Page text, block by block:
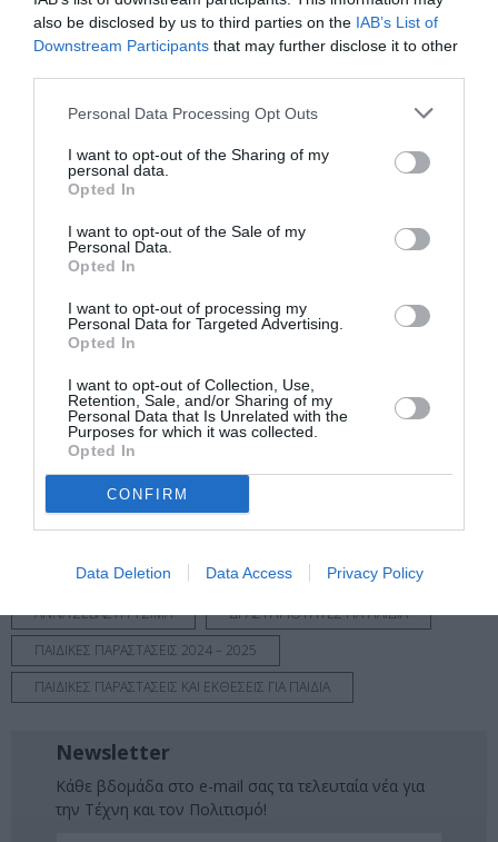
also be disclosed by us to third parties on the IAB’s List of
Downstream Participants that may further disclose it to other
Personal Data Processing Opt Outs
I want to opt-out of the Sharing of my
personal data.
Opted In
I want to opt-out of the Sale of my
Personal Data.
Opted In
I want to opt-out of processing my
Personal Data for Targeted Advertising.
Opted In
I want to opt-out of Collection, Use,
Retention, Sale, and/or Sharing of my
Personal Data that Is Unrelated with the
Purposes for which it was collected.
Opted In
CONFIRM
Data Deletion Data Access Privacy Policy
Κυριακή, 11.30
Eισιτήρια:
8€ παιδικό εισιτήριο | 10€ εισιτήριο ενηλίκων | 8€ για
Πληροφορίες / Κρατήσεις:
Ακολουθήστε το Culturenow.gr στο
μάθετε πρώτοι όλες τις ειδήσεις
Δείτε όλα τατελευταία νέαγια την Τέχνη και τον
Πολιτισμό στο
Νέοι Διαγωνισμοί❯
Tags
ΑΝΝΑ ΣΕΒΑΣΤΗ ΤΖΙΜΑ
ΔΡΑΣΤΗΡΙΟΤΗΤΕΣ ΓΙΑ ΠΑΙΔΙΑ
ΠΑΙΔΙΚΕΣ ΠΑΡΑΣΤΑΣΕΙΣ 2024 – 2025
ΠΑΙΔΙΚΕΣ ΠΑΡΑΣΤΑΣΕΙΣ ΚΑΙ ΕΚΘΕΣΕΙΣ ΓΙΑ ΠΑΙΔΙΑ
Newsletter
Κάθε βδομάδα στο e-mail σας τα τελευταία νέα για
την Τέχνη και τον Πολιτισμό!